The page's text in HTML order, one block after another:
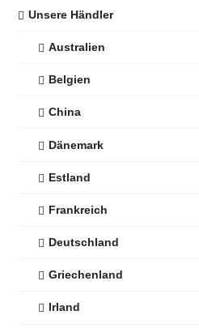
können
werden
Unsere Händler
Australien
Belgien
China
Dänemark
Estland
Frankreich
Deutschland
Griechenland
Irland